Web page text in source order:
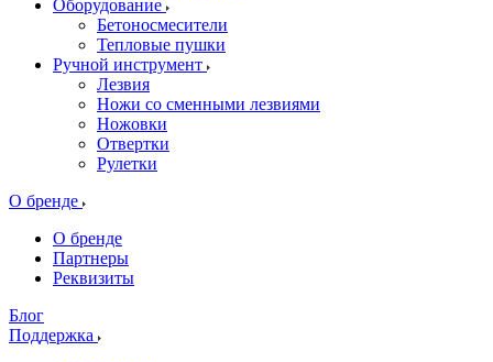
Оборудование
Бетоносмесители
Тепловые пушки
Ручной инструмент
Лезвия
Ножи со сменными лезвиями
Ножовки
Отвертки
Рулетки
О бренде
О бренде
Партнеры
Реквизиты
Блог
Поддержка